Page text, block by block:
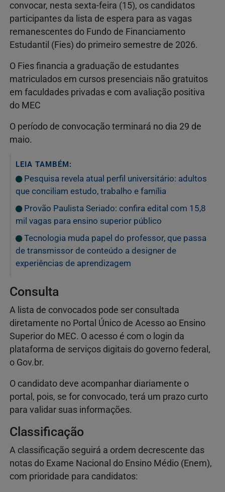
convocar, nesta sexta-feira (15), os candidatos
participantes da lista de espera para as vagas
remanescentes do Fundo de Financiamento
Estudantil (Fies) do primeiro semestre de 2026.
O Fies financia a graduação de estudantes
matriculados em cursos presenciais não gratuitos
em faculdades privadas e com avaliação positiva
do MEC
O período de convocação terminará no dia 29 de
maio.
LEIA TAMBÉM:
Pesquisa revela atual perfil universitário: adultos
que conciliam estudo, trabalho e família
Provão Paulista Seriado: confira edital com 15,8
mil vagas para ensino superior público
Tecnologia muda papel do professor, que passa
de transmissor de conteúdo a designer de
experiências de aprendizagem
Consulta
A lista de convocados pode ser consultada
diretamente no Portal Único de Acesso ao Ensino
Superior do MEC. O acesso é com o login da
plataforma de serviços digitais do governo federal,
o Gov.br.
O candidato deve acompanhar diariamente o
portal, pois, se for convocado, terá um prazo curto
para validar suas informações.
Classificação
A classificação seguirá a ordem decrescente das
notas do Exame Nacional do Ensino Médio (Enem),
com prioridade para candidatos: